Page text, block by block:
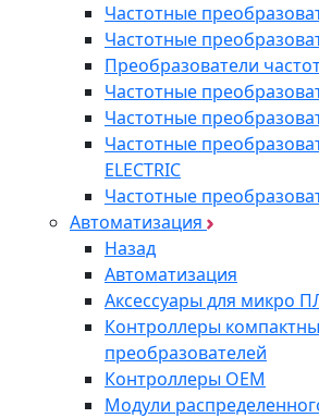
Частотные
Частотные
Преобразователи
Частотные
Частотные
Частотные
ELECTRIC
Частотные
Автоматизация
Назад
Автоматизация
Аксессуары для микро
Контроллеры
преобразователей
Контроллеры ОЕМ
Модули